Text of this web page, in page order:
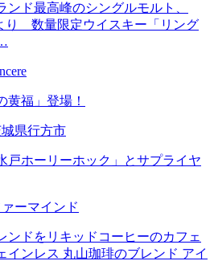
ド最高峰のシングルモルト、
り 数量限定ウイスキー「リング
黄福」登場！
県行方市
戸ホーリーホック」とサプライヤ
ーマインド
ンドをリキッドコーヒーのカフェ
インレス 丸山珈琲のブレンド アイ